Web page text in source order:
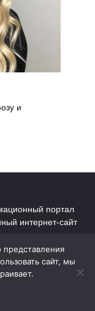
и
портал
интернет-сайт
Все права
сайт, мы